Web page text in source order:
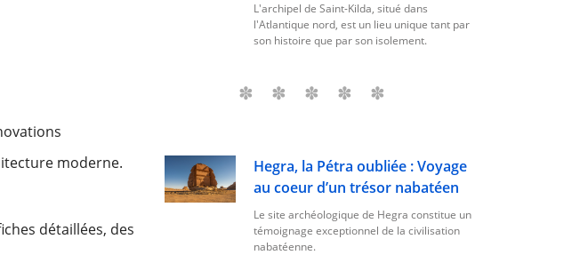
moderne.
détaillées, des
L'archipel de Saint-Kilda, situé dans
l'Atlantique nord, est un lieu unique tant par
son histoire que par son isolement.
Hegra, la Pétra oubliée : Voyage
au coeur d’un trésor nabatéen
Le site archéologique de Hegra constitue un
témoignage exceptionnel de la civilisation
nabatéenne.